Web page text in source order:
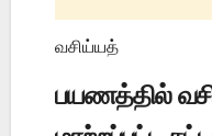
வசிய்யத்
பயணத்தில்